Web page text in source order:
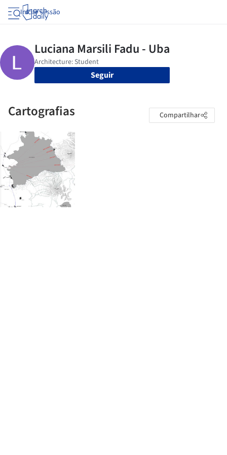
Iniciar sessão
Seguir
Cartografias Compartilhar